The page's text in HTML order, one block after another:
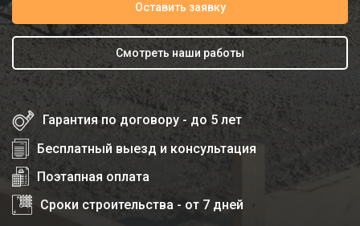
Оставить заявку
Смотреть наши работы
Гарантия по договору - до 5 лет
Бесплатный выезд и консультация
Поэтапная оплата
Сроки строительства - от 7 дней